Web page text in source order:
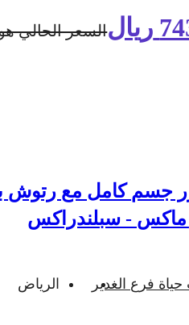
ريالالسعر الحالي
جسم كامل مع رتوش
ماكس - سبلندراكس
حياة فرع الغدير الرياض